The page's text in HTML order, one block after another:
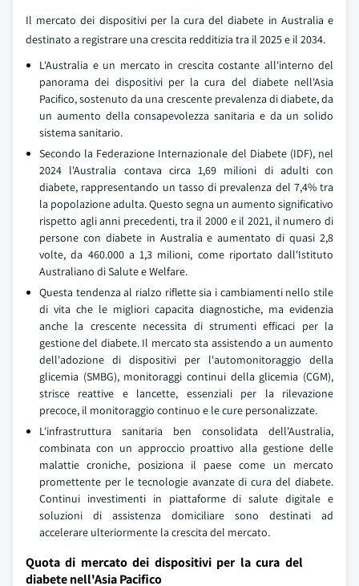
Il mercato dei dispositivi per la cura del diabete in Australia e
destinato a registrare una crescita redditizia tra il 2025 e il 2034.
L'Australia e un mercato in crescita costante all'interno del
panorama dei dispositivi per la cura del diabete nell'Asia
Pacifico, sostenuto da una crescente prevalenza di diabete, da
un aumento della consapevolezza sanitaria e da un solido
sistema sanitario.
Secondo la Federazione Internazionale del Diabete (IDF), nel
2024 l'Australia contava circa 1,69 milioni di adulti con
diabete, rappresentando un tasso di prevalenza del 7,4% tra
la popolazione adulta. Questo segna un aumento significativo
rispetto agli anni precedenti, tra il 2000 e il 2021, il numero di
persone con diabete in Australia e aumentato di quasi 2,8
volte, da 460.000 a 1,3 milioni, come riportato dall'Istituto
Australiano di Salute e Welfare.
Questa tendenza al rialzo riflette sia i cambiamenti nello stile
di vita che le migliori capacita diagnostiche, ma evidenzia
anche la crescente necessita di strumenti efficaci per la
gestione del diabete. Il mercato sta assistendo a un aumento
dell'adozione di dispositivi per l'automonitoraggio della
glicemia (SMBG), monitoraggi continui della glicemia (CGM),
strisce reattive e lancette, essenziali per la rilevazione
precoce, il monitoraggio continuo e le cure personalizzate.
L'infrastruttura sanitaria ben consolidata dell'Australia,
combinata con un approccio proattivo alla gestione delle
malattie croniche, posiziona il paese come un mercato
promettente per le tecnologie avanzate di cura del diabete.
Continui investimenti in piattaforme di salute digitale e
soluzioni di assistenza domiciliare sono destinati ad
accelerare ulteriormente la crescita del mercato.
Quota di mercato dei dispositivi per la cura del
diabete nell'Asia Pacifico